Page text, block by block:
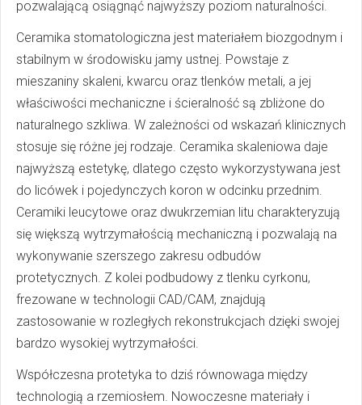
pozwalającą osiągnąć najwyższy poziom naturalności.
Ceramika stomatologiczna jest materiałem biozgodnym i
stabilnym w środowisku jamy ustnej. Powstaje z
mieszaniny skaleni, kwarcu oraz tlenków metali, a jej
właściwości mechaniczne i ścieralność są zbliżone do
naturalnego szkliwa. W zależności od wskazań klinicznych
stosuje się różne jej rodzaje. Ceramika skaleniowa daje
najwyższą estetykę, dlatego często wykorzystywana jest
do licówek i pojedynczych koron w odcinku przednim.
Ceramiki leucytowe oraz dwukrzemian litu charakteryzują
się większą wytrzymałością mechaniczną i pozwalają na
wykonywanie szerszego zakresu odbudów
protetycznych. Z kolei podbudowy z tlenku cyrkonu,
frezowane w technologii CAD/CAM, znajdują
zastosowanie w rozległych rekonstrukcjach dzięki swojej
bardzo wysokiej wytrzymałości.
Współczesna protetyka to dziś równowaga między
technologią a rzemiosłem. Nowoczesne materiały i